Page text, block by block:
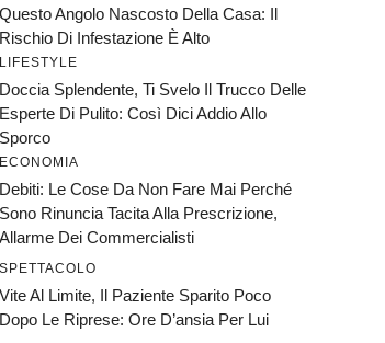
Questo Angolo Nascosto Della Casa: Il
Rischio Di Infestazione È Alto
LIFESTYLE
Doccia Splendente, Ti Svelo Il Trucco Delle
Esperte Di Pulito: Così Dici Addio Allo
Sporco
ECONOMIA
Debiti: Le Cose Da Non Fare Mai Perché
Sono Rinuncia Tacita Alla Prescrizione,
Allarme Dei Commercialisti
SPETTACOLO
Vite Al Limite, Il Paziente Sparito Poco
Dopo Le Riprese: Ore D’ansia Per Lui